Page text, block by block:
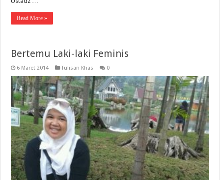
Read More »
Bertemu Laki-laki Feminis
6 Maret 2014 Tulisan Khas 0